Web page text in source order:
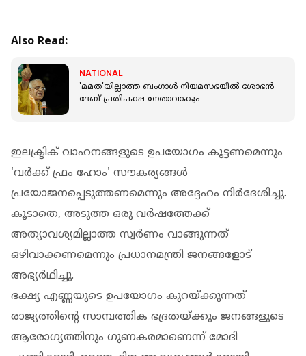
Also Read:
NATIONAL
'മമത'യില്ലാത്ത ബംഗാൾ നിയമസഭയിൽ ശോഭൻ
ദേബ് പ്രതിപക്ഷ നേതാവാകും
ഇലക്ട്രിക് വാഹനങ്ങളുടെ ഉപയോഗം കൂട്ടണമെന്നും
'വർക്ക് ഫ്രം ഹോം' സൗകര്യങ്ങൾ
പ്രയോജനപ്പെടുത്തണമെന്നും അദ്ദേഹം നിർദേശിച്ചു.
കൂടാതെ, അടുത്ത ഒരു വർഷത്തേക്ക്
അത്യാവശ്യമില്ലാത്ത സ്വർണം വാങ്ങുന്നത്
ഒഴിവാക്കണമെന്നും പ്രധാനമന്ത്രി ജനങ്ങളോട്
അഭ്യർഥിച്ചു.
ഭക്ഷ്യ എണ്ണയുടെ ഉപയോഗം കുറയ്ക്കുന്നത്
രാജ്യത്തിൻ്റെ സാമ്പത്തിക ഭദ്രതയ്ക്കും ജനങ്ങളുടെ
ആരോഗ്യത്തിനും ഗുണകരമാണെന്ന് മോദി